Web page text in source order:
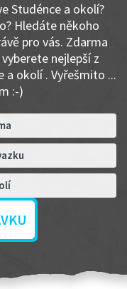
Studénce a okolí?
Hledáte někoho
pro vás. Zdarma
nejlepší z
a okolí . Vyřešmito ...
:-)